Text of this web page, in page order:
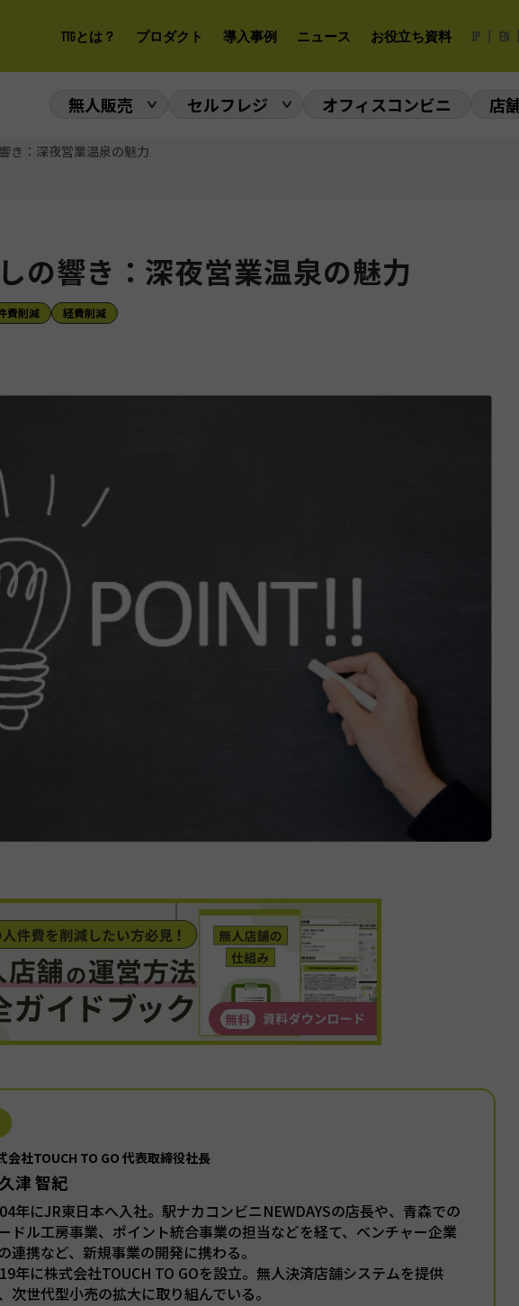
TTGとは？ プロダクト 導入事例 ニュース お役立ち資料 JP EN
無人販売 セルフレジ オフィスコンビニ 店
き：深夜営業温泉の魅力
の響き：深夜営業温泉の魅力
費削減 経費削減
会社TOUCH TO GO 代表取締役社長
津 智紀
年にJR東日本へ入社。駅ナカコンビニNEWDAYSの店長や、青森での
ドル工房事業、ポイント統合事業の担当などを経て、ベンチャー企業
連携など、新規事業の開発に携わる。
年に株式会社TOUCH TO GOを設立。無人決済店舗システムを提供
次世代型小売の拡大に取り組んでいる。